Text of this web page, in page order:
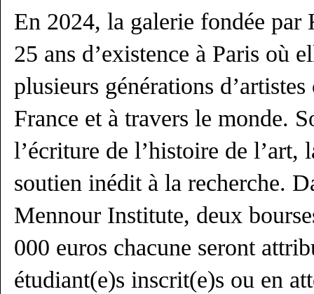
En 2024, la galerie fondée par
25 ans d’existence à Paris où
plusieurs générations
France et à travers le monde.
l’écriture de l’histoire de l’art,
soutien inédit à la recherche.
Mennour Institute, deux
000 euros chacune seront
étudiant(e)s inscrit(e)s ou en